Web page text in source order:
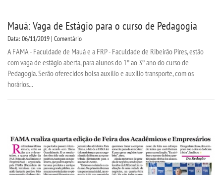
Mauá: Vaga de Estágio para o curso de Pedagogia
Data: 06/11/2019 | Comentário
A FAMA - Faculdade de Mauá e a FRP - Faculdade de Ribeirão Pires, estão
com vaga de estágio aberta, para alunos do 1º ao 3º ano do curso de
Pedagogia. Serão oferecidos bolsa auxílio e auxílio transporte, com os
horários...